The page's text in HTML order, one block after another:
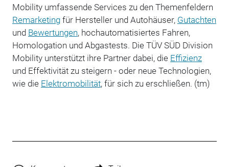
Mobility umfassende Services zu den Themenfeldern
Remarketingfür Hersteller und Autohäuser, Gutachten
und Bewertungen, hochautomatisiertes Fahren,
Homologation und Abgastests. Die TÜV SÜD Division
Mobility unterstützt ihre Partner dabei, die Effizienz
und Effektivität zu steigern - oder neue Technologien,
wie die Elektromobilität, für sich zu erschließen. (tm)